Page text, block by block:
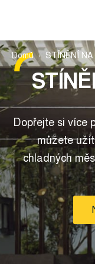
Domů STÍNĚNÍ NA
Dopřejte si více
můžete
chladných